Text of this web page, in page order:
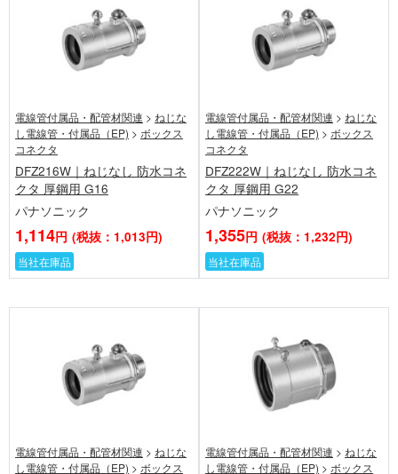
電線管付属品・配管材関連 > ねじな
し電線管・付属品（EP) > ボックス
コネクタ
DFZ216W｜ねじなし 防水コネ
クタ 厚鋼用 G16
パナソニック
1,114円 (税抜：1,013円)
当社在庫品
電線管付属品・配管材関連 > ねじな
し電線管・付属品（EP) > ボックス
コネクタ
DFZ222W｜ねじなし 防水コネ
クタ 厚鋼用 G22
パナソニック
1,355円 (税抜：1,232円)
当社在庫品
電線管付属品・配管材関連 > ねじな
し電線管・付属品（EP) > ボックス
電線管付属品・配管材関連 > ねじな
し電線管・付属品（EP) > ボックス